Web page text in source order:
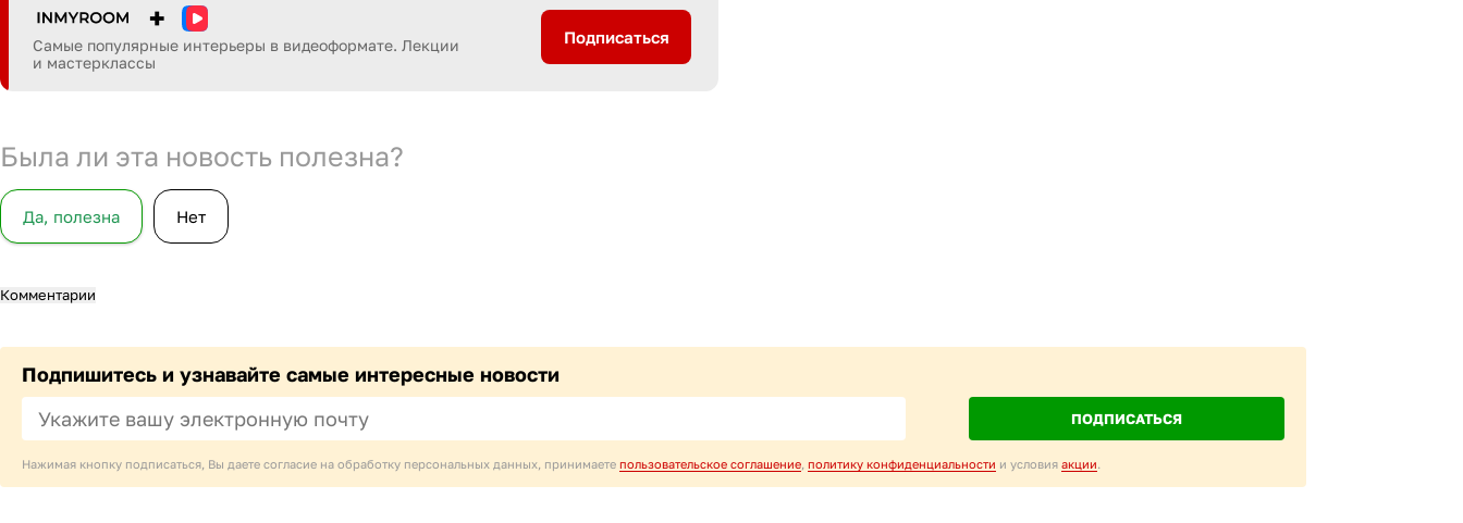
+
Самые популярные интерьеры в видеоформате. Лекции
и мастерклассы
Подписаться
Была ли эта новость полезна?
Да, полезна Нет
Комментарии
Подпишитесь и узнавайте самые интересные новости
ПОДПИСАТЬСЯ
Нажимая кнопку подписаться, Вы даете согласие на обработку персональных данных, принимаете пользовательское соглашение политику конфиденциальности и условия акции.